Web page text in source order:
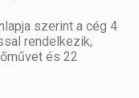
szerint a cég 4
rendelkezik,
és 22